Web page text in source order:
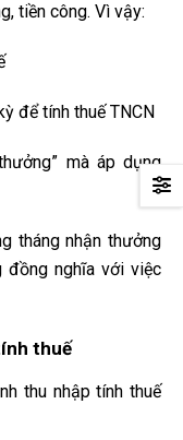
tiền công. Vì vậy:
để tính thuế TNCN
mà áp dụng
tháng nhận thưởng
đồng nghĩa với việc
thuế
thu nhập tính thuế